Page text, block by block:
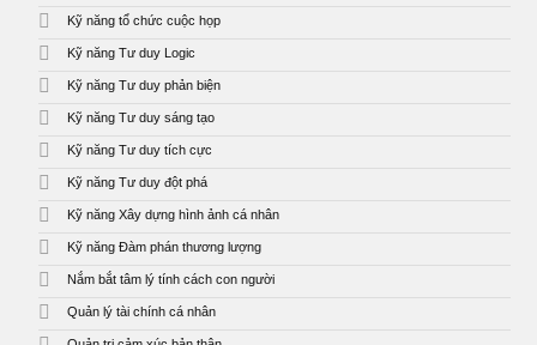
Kỹ năng tổ chức cuộc họp
Kỹ năng Tư duy Logic
Kỹ năng Tư duy phản biện
Kỹ năng Tư duy sáng tạo
Kỹ năng Tư duy tích cực
Kỹ năng Tư duy đột phá
Kỹ năng Xây dựng hình ảnh cá nhân
Kỹ năng Đàm phán thương lượng
Nắm bắt tâm lý tính cách con người
Quản lý tài chính cá nhân